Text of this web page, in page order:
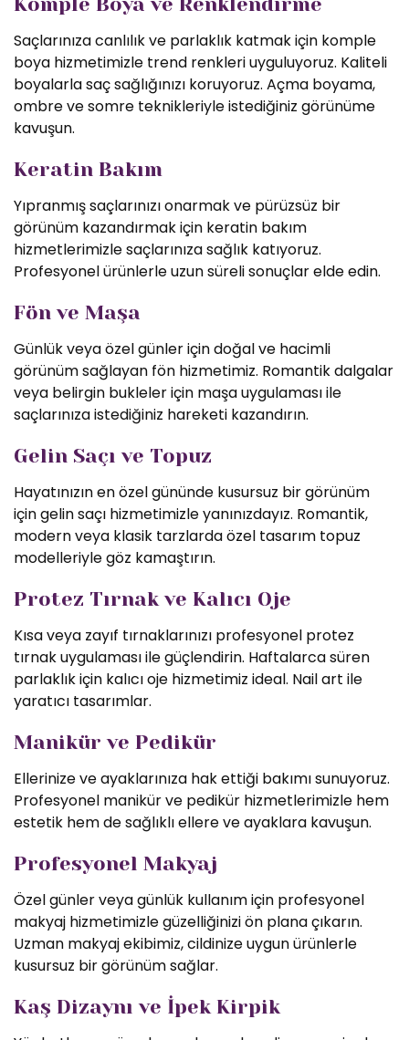
Saçlarınıza canlılık ve parlaklık katmak için komple
boya hizmetimizle trend renkleri uyguluyoruz. Kaliteli
boyalarla saç sağlığınızı koruyoruz. Açma boyama,
ombre ve somre teknikleriyle istediğiniz görünüme
kavuşun.
Keratin Bakım
Yıpranmış saçlarınızı onarmak ve pürüzsüz bir
görünüm kazandırmak için keratin bakım
hizmetlerimizle saçlarınıza sağlık katıyoruz.
Profesyonel ürünlerle uzun süreli sonuçlar elde edin.
Fön ve Maşa
Günlük veya özel günler için doğal ve hacimli
görünüm sağlayan fön hizmetimiz. Romantik dalgalar
veya belirgin bukleler için maşa uygulaması ile
saçlarınıza istediğiniz hareketi kazandırın.
Gelin Saçı ve Topuz
Hayatınızın en özel gününde kusursuz bir görünüm
için gelin saçı hizmetimizle yanınızdayız. Romantik,
modern veya klasik tarzlarda özel tasarım topuz
modelleriyle göz kamaştırın.
Protez Tırnak ve Kalıcı Oje
Kısa veya zayıf tırnaklarınızı profesyonel protez
tırnak uygulaması ile güçlendirin. Haftalarca süren
parlaklık için kalıcı oje hizmetimiz ideal. Nail art ile
yaratıcı tasarımlar.
Manikür ve Pedikür
Ellerinize ve ayaklarınıza hak ettiği bakımı sunuyoruz.
Profesyonel manikür ve pedikür hizmetlerimizle hem
estetik hem de sağlıklı ellere ve ayaklara kavuşun.
Profesyonel Makyaj
Özel günler veya günlük kullanım için profesyonel
makyaj hizmetimizle güzelliğinizi ön plana çıkarın.
Uzman makyaj ekibimiz, cildinize uygun ürünlerle
kusursuz bir görünüm sağlar.
Kaş Dizaynı ve İpek Kirpik